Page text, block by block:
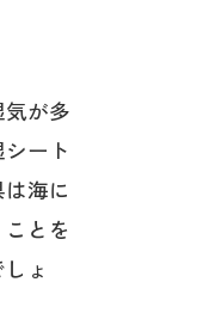
が多
ート
海に
とを
ょ